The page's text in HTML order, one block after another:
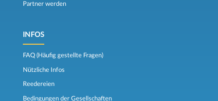
Partner werden
INFOS
FAQ (Häufig gestellte Fragen)
Nützliche Infos
Reedereien
Bedingungen der Gesellschaften